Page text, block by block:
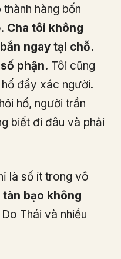
hàng bốn
Cha tôi không
ngay tại chỗ.
phận. Tôi cũng
đầy xác người.
hố, người trần
biết đi đâu và phải
là số ít trong vô
tàn bạo không
Thái và nhiều